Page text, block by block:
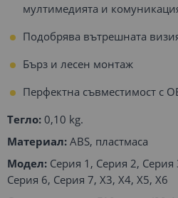
мултимедията и
Подобрява вътрешната
Бърз и лесен монтаж
Перфектна съвместимост с
Тегло: 0,10 kg.
Материал: ABS, пластмаса
Модел: Серия 1, Серия 2,
Серия 6, Серия 7, X3, X4, X5, X6